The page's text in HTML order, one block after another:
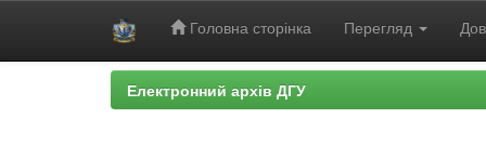
Головна сторінка Перегляд
Електронний архів ДГУ